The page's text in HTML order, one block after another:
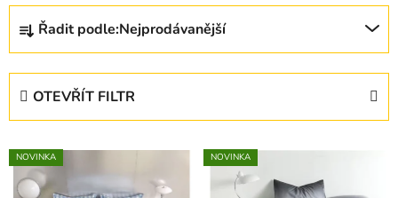
Ř
z
p
Řadit podle:Nejprodávanější
OTEVŘÍT FILTR
V
ý
NOVINKA NOVINKA